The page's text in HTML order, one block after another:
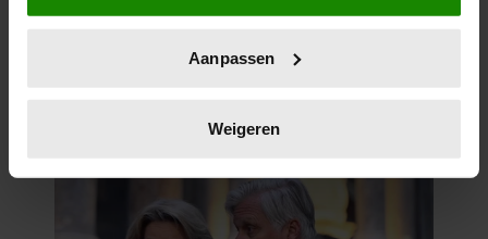
locatie, die tot een paar meter nauwkeurig kan zijn
scannen op specifieke eigenschappen (fingerprinting)
verwerkt en stel uw voorkeuren in het
intrekken in de Cookieverklaring.
We gebruiken cookies om content en advertenties te
Aanpassen
Weigeren